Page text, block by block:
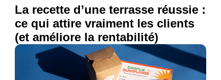
La recette d’une terrasse réussie :
ce qui attire vraiment les clients
(et améliore la rentabilité)